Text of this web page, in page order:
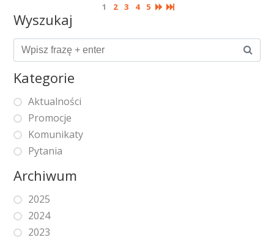
1 2 3 4 5
Wyszukaj
Kategorie
Aktualności
Promocje
Komunikaty
Pytania
Archiwum
2025
2024
2023